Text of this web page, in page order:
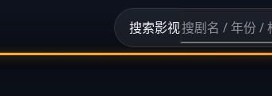
搜索影视